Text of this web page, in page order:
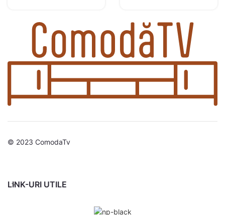
© 2023 ComodaTv
LINK-URI UTILE